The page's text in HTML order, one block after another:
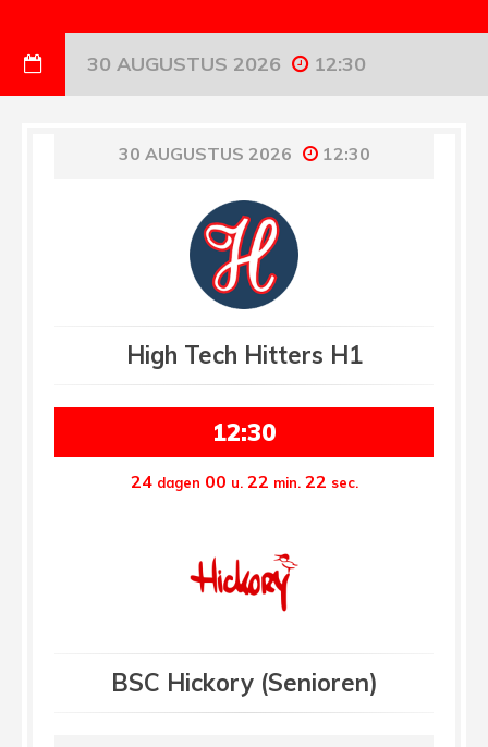
30 AUGUSTUS 2026 12:30
30 AUGUSTUS 2026 12:30
High Tech Hitters H1
12:30
24 dagen 00 u. 22 min. 21 sec.
BSC Hickory (Senioren)